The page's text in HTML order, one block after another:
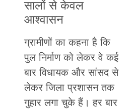
सालों से केवल
आश्वासन
ग्रामीणों का कहना है कि
पुल निर्माण को लेकर वे कई
बार विधायक और सांसद से
लेकर जिला प्रशासन तक
गुहार लगा चुके हैं। हर बार